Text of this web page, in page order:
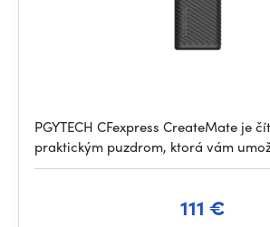
PGYTECH CFexpress CreateMate je
praktickým puzdrom, ktorá vám
111 €